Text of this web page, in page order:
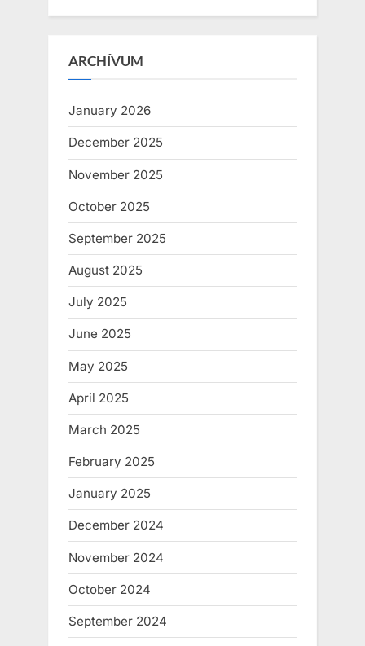
ARCHÍVUM
January 2026
December 2025
November 2025
October 2025
September 2025
August 2025
July 2025
June 2025
May 2025
April 2025
March 2025
February 2025
January 2025
December 2024
November 2024
October 2024
September 2024